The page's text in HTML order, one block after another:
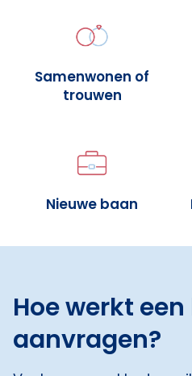
Samenwonen of
trouwen
Nieuwe baan
Hoe werkt
aanvragen?